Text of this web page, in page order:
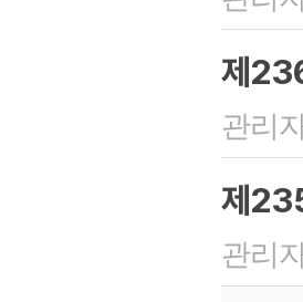
제
관리
제
관리